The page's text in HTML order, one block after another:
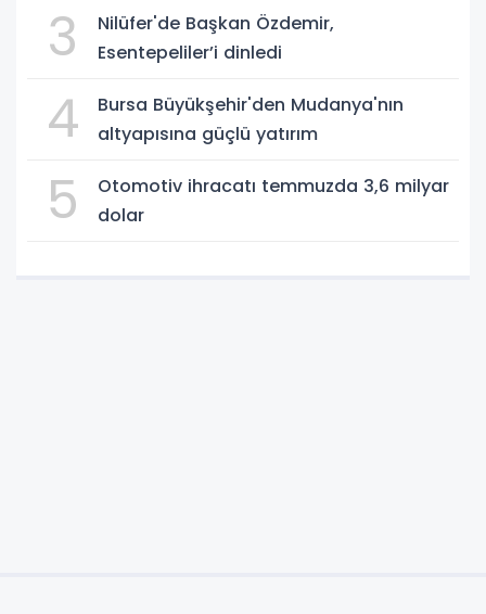
3
Nilüfer'de Başkan Özdemir,
Esentepeliler’i dinledi
4
Bursa Büyükşehir'den Mudanya'nın
altyapısına güçlü yatırım
5
Otomotiv ihracatı temmuzda 3,6 milyar
dolar